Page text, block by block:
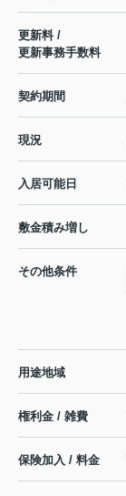
更新料 /
更新事務手数料
契約期間
現況
入居可能日
敷金積み増し
その他条件
用途地域
権利金 / 雑費
保険加入 / 料金